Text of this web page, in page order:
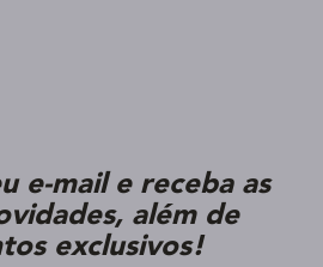
e-mail e receba as
além de
exclusivos!